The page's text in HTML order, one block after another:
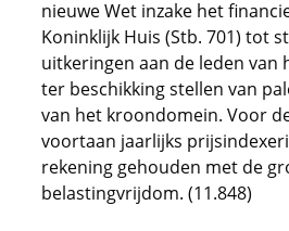
nieuwe Wet inzake het
Koninklijk Huis (Stb. 701) tot
uitkeringen aan de leden van
ter beschikking stellen van
van het kroondomein. Voor
voortaan jaarlijks
rekening gehouden met de
belastingvrijdom. (11.848)